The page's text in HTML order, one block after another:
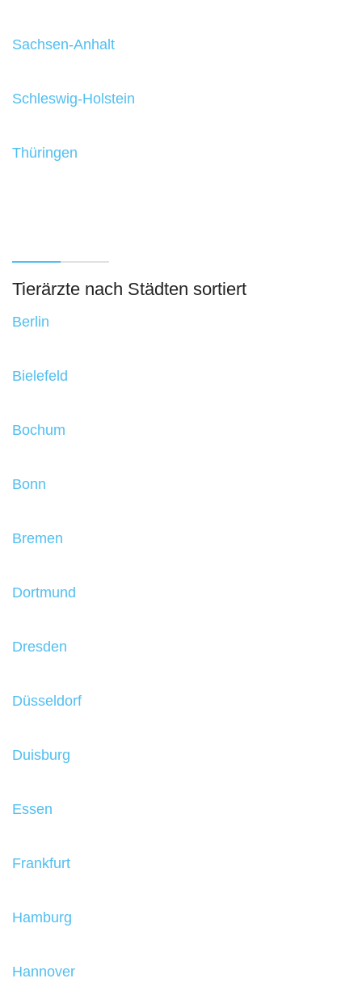
Sachsen-Anhalt
Schleswig-Holstein
Thüringen
Tierärzte nach Städten sortiert
Berlin
Bielefeld
Bochum
Bonn
Bremen
Dortmund
Dresden
Düsseldorf
Duisburg
Essen
Frankfurt
Hamburg
Hannover